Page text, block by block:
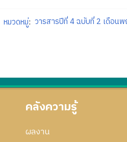
หมวดหมู่: วารสารปีที่ 4 ฉบับที่ 2 เดือน
คลังความรู้
ผลงาน